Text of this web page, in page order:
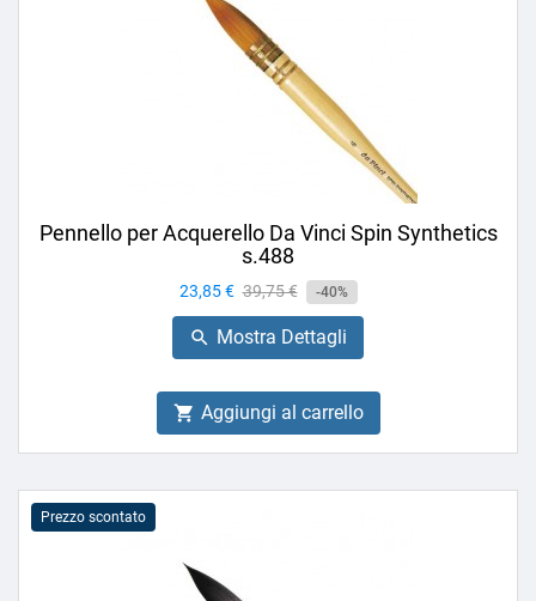
Pennello per Acquerello Da Vinci Spin Synthetics
s.488
Prezzo
23,85 € Prezzo
base
39,75 € -40%
 Mostra Dettagli
 Aggiungi al carrello
Prezzo scontato